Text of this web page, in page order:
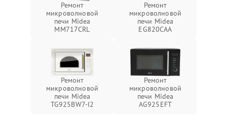
Ремонт
микроволновой
печи Midea
MM717CRL
Ремонт
микроволновой
печи Midea
EG820CAA
Ремонт
микроволновой
печи Midea
TG925BW7-I2
Ремонт
микроволновой
печи Midea
AG925EFT